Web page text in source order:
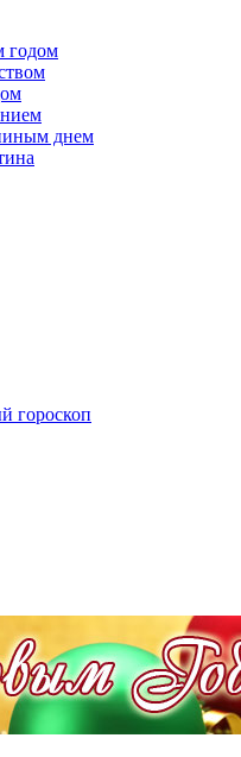
годом
днем
гороскоп